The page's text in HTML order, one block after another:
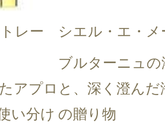
レー
アプロ
い分け
シエル・エ・メ
ブルターニュの
と、深く澄んだ
の贈り物